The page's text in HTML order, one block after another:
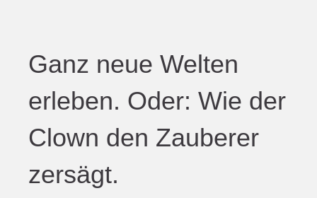
Ganz neue Welten
erleben. Oder: Wie der
Clown den Zauberer
zersägt.